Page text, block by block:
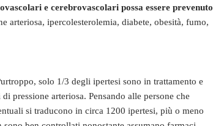
e cerebrovascolari possa essere prevenuto
arteriosa, ipercolesterolemia, diabete, obesità, fumo,
solo 1/3 degli ipertesi sono in trattamento e
pressione arteriosa. Pensando alle persone che
si traducono in circa 1200 ipertesi, più o meno